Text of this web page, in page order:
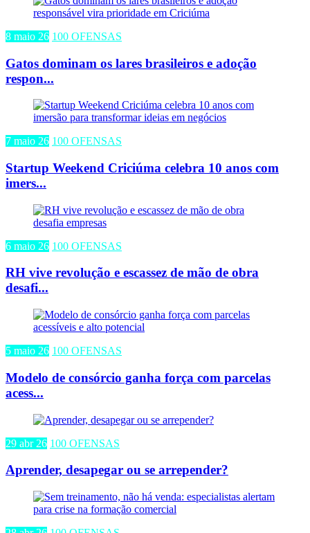
8 maio 26 100 OFENSAS
Gatos dominam os lares brasileiros e adoção
respon...
7 maio 26 100 OFENSAS
Startup Weekend Criciúma celebra 10 anos com
imers...
6 maio 26 100 OFENSAS
RH vive revolução e escassez de mão de obra
desafi...
5 maio 26 100 OFENSAS
Modelo de consórcio ganha força com parcelas
acess...
29 abr 26 100 OFENSAS
Aprender, desapegar ou se arrepender?